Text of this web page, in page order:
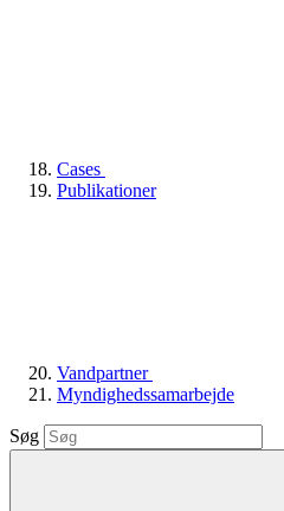
Cases
Publikationer
Vandpartner
Myndighedssamarbejde
Søg